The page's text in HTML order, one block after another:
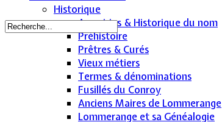
Historique
Armoiries & Historique du nom
Préhistoire
Prêtres & Curés
Vieux métiers
Termes & dénominations
Fusillés du Conroy
Anciens Maires de Lommerange
Lommerange et sa Généalogie